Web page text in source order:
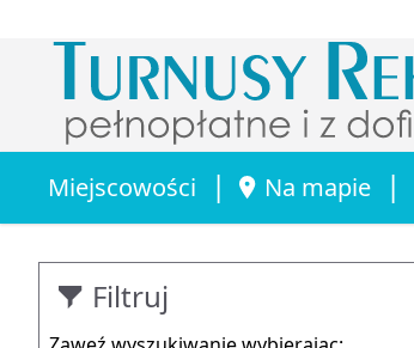
Miejscowości | Na mapie |
Filtruj